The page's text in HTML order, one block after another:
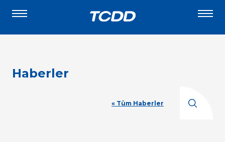
Haberler
« Tüm Haberler